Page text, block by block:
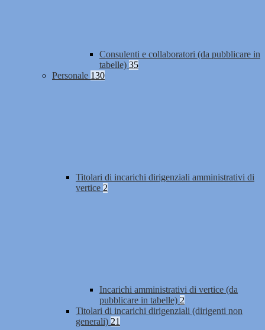
Consulenti e collaboratori (da pubblicare in
tabelle) 35
Personale 130
Titolari di incarichi dirigenziali amministrativi di
vertice 2
Incarichi amministrativi di vertice (da
pubblicare in tabelle) 2
Titolari di incarichi dirigenziali (dirigenti non
generali) 21